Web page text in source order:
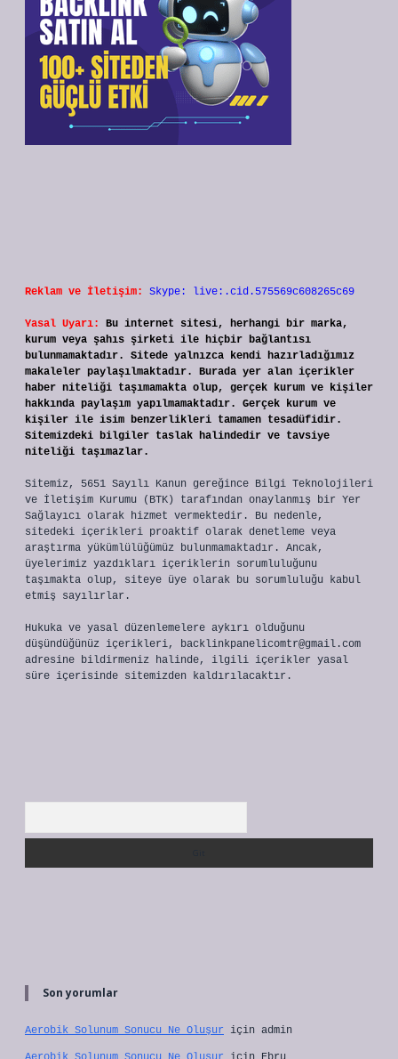
Reklam ve İletişim: Skype: live:.cid.575569c608265c69
Yasal Uyarı:
Bu internet sitesi, herhangi bir marka,
kurum veya şahıs şirketi ile hiçbir bağlantısı
bulunmamaktadır. Sitede yalnızca kendi hazırladığımız
makaleler paylaşılmaktadır. Burada yer alan içerikler
haber niteliği taşımamakta olup, gerçek kurum ve kişiler
hakkında paylaşım yapılmamaktadır. Gerçek kurum ve
kişiler ile isim benzerlikleri tamamen tesadüfidir.
Sitemizdeki bilgiler taslak halindedir ve tavsiye
niteliği taşımazlar.
Sitemiz, 5651 Sayılı Kanun gereğince Bilgi Teknolojileri
ve İletişim Kurumu (BTK) tarafından onaylanmış bir Yer
Sağlayıcı olarak hizmet vermektedir. Bu nedenle,
sitedeki içerikleri proaktif olarak denetleme veya
araştırma yükümlülüğümüz bulunmamaktadır. Ancak,
üyelerimiz yazdıkları içeriklerin sorumluluğunu
taşımakta olup, siteye üye olarak bu sorumluluğu kabul
etmiş sayılırlar.
Hukuka ve yasal düzenlemelere aykırı olduğunu
düşündüğünüz içerikleri, backlinkpanelicomtr@gmail.com
adresine bildirmeniz halinde, ilgili içerikler yasal
süre içerisinde sitemizden kaldırılacaktır.
Son yorumlar
Aerobik Solunum Sonucu Ne Oluşur için admin